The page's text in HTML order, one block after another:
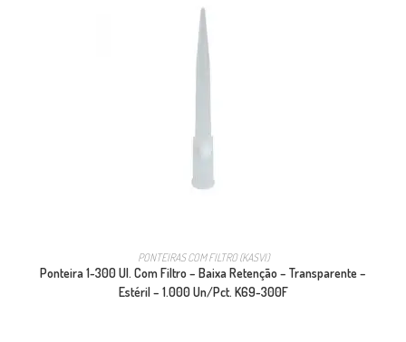
PONTEIRAS COM FILTRO (KASVI)
Ponteira 1-300 Ul. Com Filtro – Baixa Retenção – Transparente –
Estéril – 1.000 Un/Pct. K69-300F